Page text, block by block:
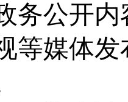
务公开
等媒体